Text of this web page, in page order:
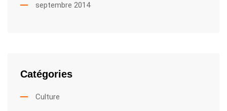
septembre 2014
Catégories
Culture